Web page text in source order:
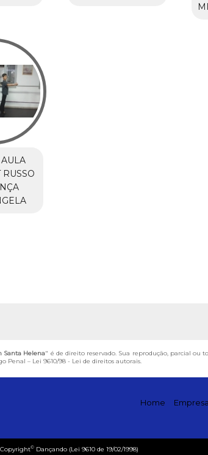
Santa Helena" é de direito reservado. Sua reprodução, parcial ou
Penal – Lei 9610/98 - Lei de direitos autorais.
Home Empresa
© Dançando (Lei 9610 de 19/02/1998)